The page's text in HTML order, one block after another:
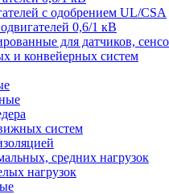
с одобрением UL/CSA
0,6/1 кВ
для датчиков,
и конвейерных систем
систем
средних нагрузок
нагрузок